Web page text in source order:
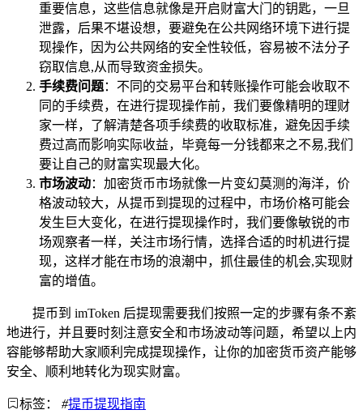
重要信息，这些信息就像是开启财富大门的钥匙，一旦
泄露，后果不堪设想，要避免在公共网络环境下进行提
现操作，因为公共网络的安全性较低，容易被不法分子
窃取信息,从而导致资金损失。
手续费问题：不同的交易平台和转账操作可能会收取不
同的手续费，在进行提现操作前，我们要像精明的理财
家一样，了解清楚各项手续费的收取标准，避免因手续
费过高而影响实际收益，毕竟每一分钱都来之不易,我们
要让自己的财富实现最大化。
市场波动：加密货币市场就像一片变幻莫测的海洋，价
格波动较大，从提币到提现的过程中，市场价格可能会
发生巨大变化，在进行提现操作时，我们要像敏锐的市
场观察者一样，关注市场行情，选择合适的时机进行提
现，这样才能在市场的浪潮中，抓住最佳的机会,实现财
富的增值。
提币到 imToken 后提现需要我们按照一定的步骤有条不紊
地进行，并且要时刻注意安全和市场波动等问题，希望以上内
容能够帮助大家顺利完成提现操作，让你的加密货币资产能够
安全、顺利地转化为现实财富。
标签： #提币提现指南